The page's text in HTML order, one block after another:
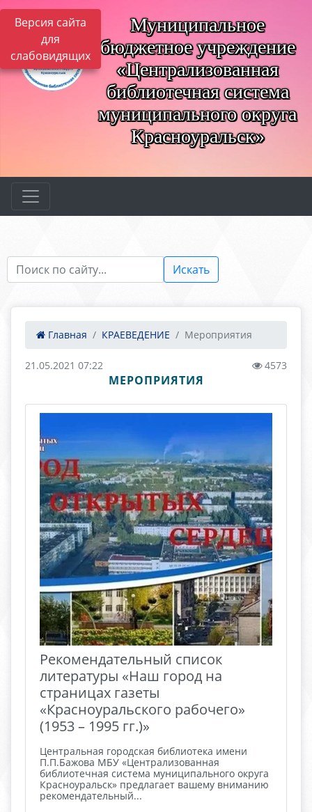
Версия сайта
для
слабовидящих
Муниципальное
бюджетное учреждение
«Централизованная
библиотечная система
муниципального округа
Красноуральск»
Искать
Главная КРАЕВЕДЕНИЕ Мероприятия
21.05.2021 07:22 4573
МЕРОПРИЯТИЯ
Рекомендательный список
литературы «Наш город на
страницах газеты
«Красноуральского рабочего»
(1953 – 1995 гг.)»
Центральная городская библиотека имени
П.П.Бажова МБУ «Централизованная
библиотечная система муниципального округа
Красноуральск» предлагает вашему вниманию
рекомендательный...